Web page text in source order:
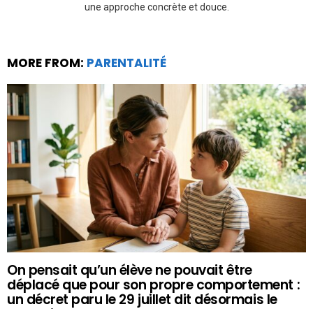
une approche concrète et douce.
MORE FROM: PARENTALITÉ
On pensait qu’un élève ne pouvait être
déplacé que pour son propre comportement :
un décret paru le 29 juillet dit désormais le